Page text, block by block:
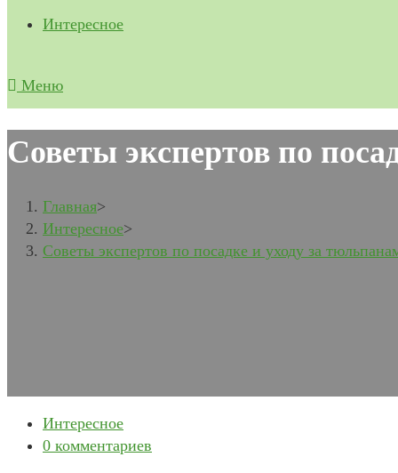
Интересное
Меню
Советы экспертов по
Главная>
Интересное>
Советы экспертов по посадке и уходу за
Рубрика
записи
Интересное
Комментарии
0 комментариев